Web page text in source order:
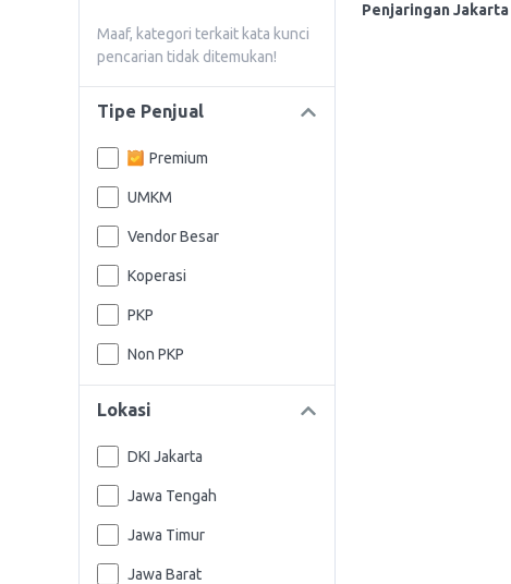
Maaf, kategori terkait kata kunci
pencarian tidak ditemukan!
Tipe Penjual
Premium
UMKM
Vendor Besar
Koperasi
PKP
Non PKP
Lokasi
DKI Jakarta
Jawa Tengah
Jawa Timur
Jawa Barat
Penjaringan